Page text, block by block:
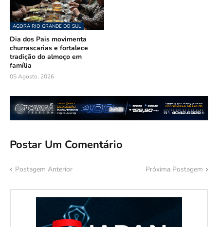
AGORA RIO GRANDE DO SUL
Dia dos Pais movimenta
churrascarias e fortalece
tradição do almoço em
família
05 Agosto, 2026
Postar Um Comentário
Postagem Anterior Próxima Postagem